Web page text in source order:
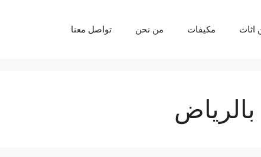
اثاث مكيفات من نحن تواصل معنا